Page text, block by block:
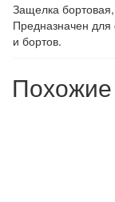
Защелка
Предназначен
и бортов.